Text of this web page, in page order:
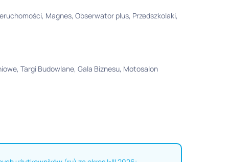
Magnes, Obserwator plus, Przedszkolaki,
Targi Budowlane, Gala Biznesu, Motosalon